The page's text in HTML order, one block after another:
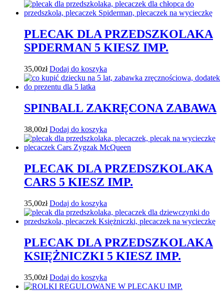
PLECAK DLA PRZEDSZKOLAKA
SPDERMAN 5 KIESZ IMP.
35,00zł Dodaj do koszyka
SPINBALL ZAKRĘCONA ZABAWA
38,00zł Dodaj do koszyka
PLECAK DLA PRZEDSZKOLAKA
CARS 5 KIESZ IMP.
35,00zł Dodaj do koszyka
PLECAK DLA PRZEDSZKOLAKA
KSIĘŻNICZKI 5 KIESZ IMP.
35,00zł Dodaj do koszyka